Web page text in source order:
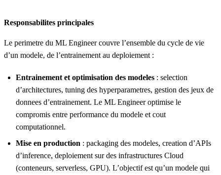
Responsabilites principales
Le perimetre du ML Engineer couvre l’ensemble du cycle de vie
d’un modele, de l’entrainement au deploiement :
Entrainement et optimisation des modeles : selection
d’architectures, tuning des hyperparametres, gestion des jeux de
donnees d’entrainement. Le ML Engineer optimise le
compromis entre performance du modele et cout
computationnel.
Mise en production : packaging des modeles, creation d’APIs
d’inference, deploiement sur des infrastructures Cloud
(conteneurs, serverless, GPU). L’objectif est qu’un modele qui